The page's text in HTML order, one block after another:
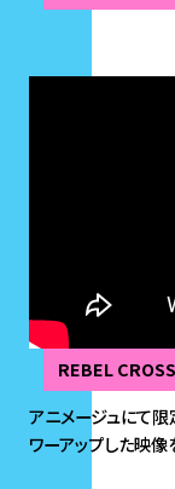
REBEL
アニメージュにて
ワーアップした映像